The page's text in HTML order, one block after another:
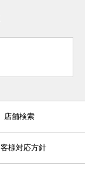
店舗検索
様対応方針